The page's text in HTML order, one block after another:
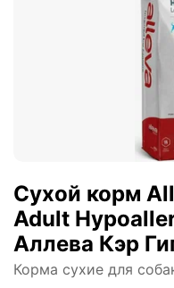
Сухой корм
Adult
Аллева Кэр
Корма сухие для